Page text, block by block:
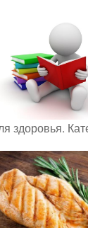
здоровья.